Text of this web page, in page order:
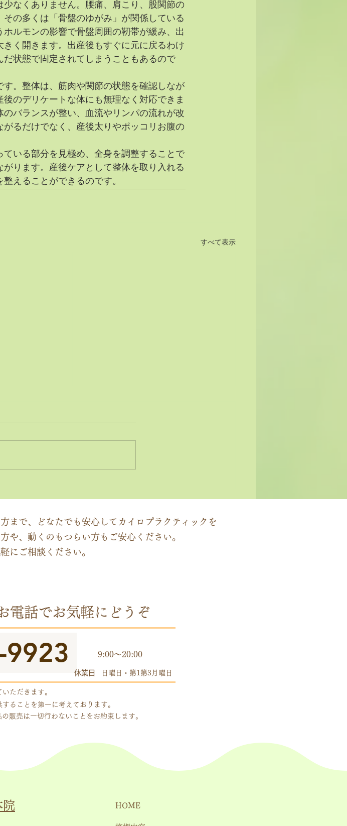
なくありません。腰痛、肩こり、股関節の
の多くは「骨盤のゆがみ」が関係している
ルモンの影響で骨盤周囲の靭帯が緩み、出
く開きます。出産後もすぐに元に戻るわけ
状態で固定されてしまうこともあるので
。整体は、筋肉や関節の状態を確認しなが
のデリケートな体にも無理なく対応できま
バランスが整い、血流やリンパの流れが改
るだけでなく、産後太りやポッコリお腹の
いる部分を見極め、全身を調整することで
ります。産後ケアとして整体を取り入れる
えることができるのです。
すべて表示
ションを円
ーチする」カイロプラクティ
まで、どなたでも安心してカイロプラクティックを
や、動くのもつらい方もご安心ください。
にご相談ください。
電話でお気軽にどうぞ
9923 9:00～20:00
休業日 日曜日・第1第3月曜日
ただきます。
ることを第一に考えております。
販売は一切行わないことをお約束します。
院 HOME